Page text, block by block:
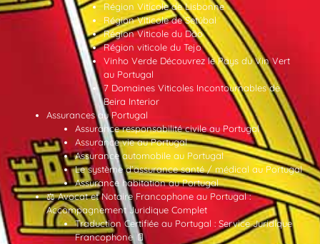
Région Viticole de Lisbonne
Région Viticole de Setúbal
Région Viticole du Dão
Région viticole du Tejo
Vinho Verde Découvrez le Pays du Vin Vert
au Portugal
7 Domaines Viticoles Incontournables de
Beira Interior
Assurances au Portugal
Assurance responsabilité civile au Portugal
Assurance vie au Portugal
Assurance automobile au Portugal
Le système d’assurance santé / médical au Portugal
Assurance habitation au Portugal
⚖️ Avocat et Notaire Francophone au Portugal :
Accompagnement Juridique Complet
Traduction Certifiée au Portugal : Service Juridique
Francophone 📄